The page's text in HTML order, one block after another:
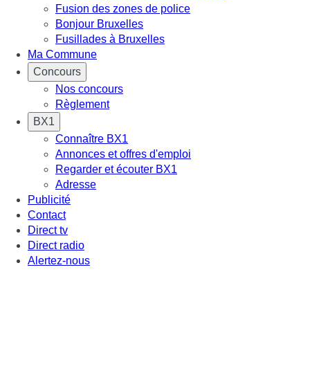
Fusion des zones de police
Bonjour Bruxelles
Fusillades à Bruxelles
Ma Commune
Concours
Nos concours
Règlement
BX1
Connaître BX1
Annonces et offres d'emploi
Regarder et écouter BX1
Adresse
Publicité
Contact
Direct tv
Direct radio
Alertez-nous